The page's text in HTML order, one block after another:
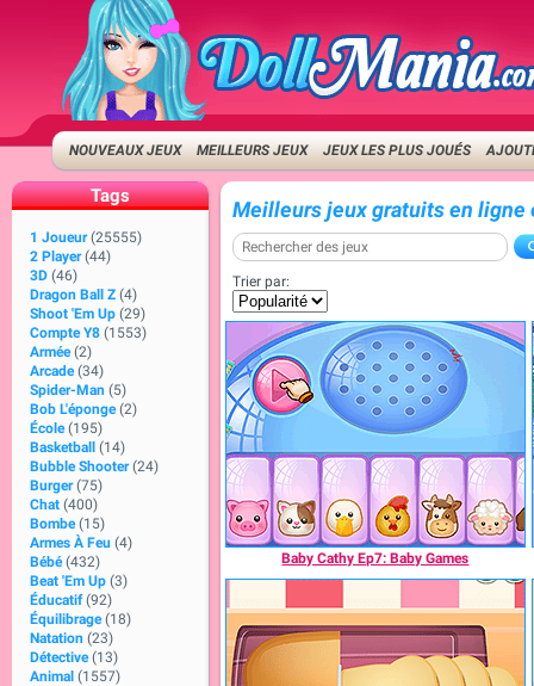
NOUVEAUX JEUX MEILLEURS JEUX JEUX LES PLUS JOUÉS
Tags
1 Joueur (25555)
2 Player (44)
3D (46)
Dragon Ball Z (4)
Shoot 'Em Up (29)
Compte Y8 (1553)
Armée (2)
Arcade (34)
Spider-Man (5)
Bob L'éponge (2)
École (195)
Basketball
(14)
Bubble Shooter (24)
Burger (75)
Chat (400)
Bombe (15)
Armes À Feu (4)
Bébé (432)
Beat 'Em Up (3)
Éducatif (92)
Équilibrage (18)
Natation (23)
Détective (13)
Animal (1557)
Meilleurs jeux gratuits en ligne
Trier par:
Baby Cathy Ep7: Baby Games